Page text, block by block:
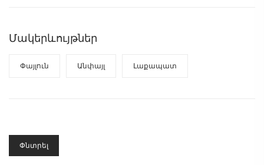
Մակերևույթներ
Փայլուն Անփայլ Լաքապատ
Փնտրել